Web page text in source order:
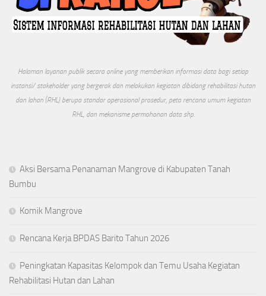
Halaman layanan publik secara online yang memberikan informasi data bagi setiap
instansi/ stakeholder yang bergerak dan melakukan kegiatan dibidang rehabilitasi hutan
dan lahan (RHL) berupa standar operasional prosedur, peta rencana umum kegiatan
RHL, dan mekanisme permohonan data shp.
Aksi Bersama Penanaman Mangrove di Kabupaten Tanah
Bumbu
Komik Mangrove
Rencana Kerja BPDAS Barito Tahun 2026
Peningkatan Kapasitas Kelompok dan Temu Usaha Kegiatan
Rehabilitasi Hutan dan Lahan